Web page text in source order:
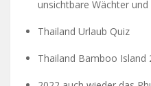
unsichtbare Wächter
Thailand Urlaub Quiz
Thailand Bamboo Island